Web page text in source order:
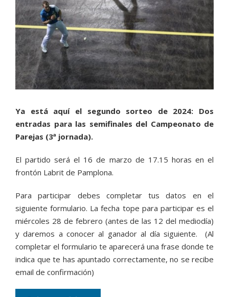
Ya está aquí el segundo sorteo de 2024: Dos
entradas para las semifinales del Campeonato de
Parejas (3ª jornada).
El partido será el 16 de marzo de 17.15 horas en el
frontón Labrit de Pamplona.
Para participar debes completar tus datos en el
siguiente formulario. La fecha tope para participar es el
miércoles 28 de febrero (antes de las 12 del mediodía)
y daremos a conocer al ganador al día siguiente. (Al
completar el formulario te aparecerá una frase donde te
indica que te has apuntado correctamente, no se recibe
email de confirmación)